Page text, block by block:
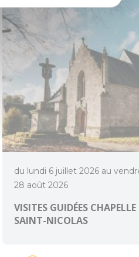
du lundi 6 juillet 2026 au
28 août 2026
VISITES GUIDÉES CHAPELLE
SAINT-NICOLAS